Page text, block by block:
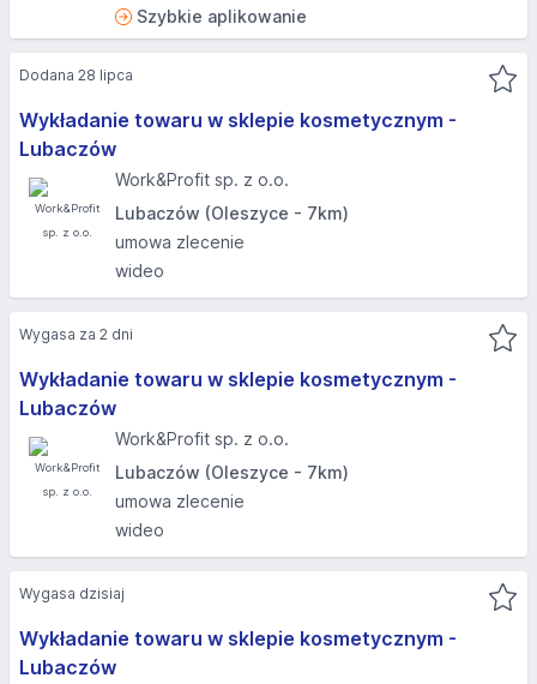
Szybkie aplikowanie
Wykładanie towaru w sklepie kosmetycznym -
Lubaczów
Work&Profit sp. z o.o.
Lubaczów (Oleszyce - 7km)
umowa zlecenie
wideo
Dodana 28 lipca
Wykładanie towaru w sklepie kosmetycznym -
Lubaczów
Work&Profit sp. z o.o.
Lubaczów (Oleszyce - 7km)
umowa zlecenie
wideo
Wygasa za 2 dni
Wykładanie towaru w sklepie kosmetycznym -
Lubaczów
Wygasa dzisiaj